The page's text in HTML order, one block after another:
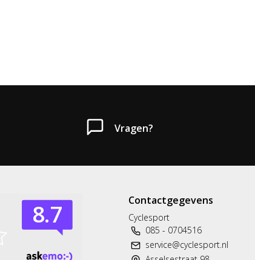
Vragen?
Contactgegevens
Cyclesport
085 - 0704516
service@cyclesport.nl